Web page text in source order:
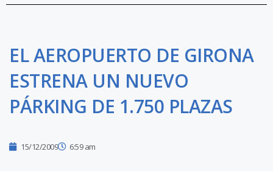
EL AEROPUERTO DE GIRONA
ESTRENA UN NUEVO
PÁRKING DE 1.750 PLAZAS
15/12/2009 6:59 am